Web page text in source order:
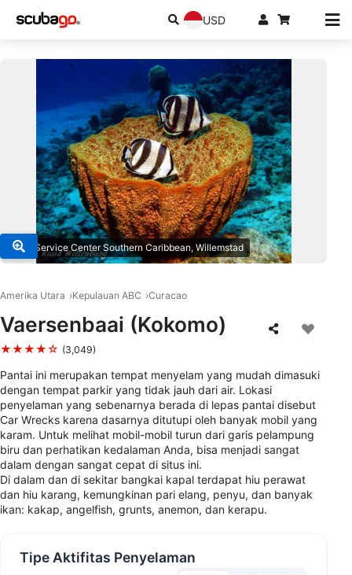
USD
© SSI Service Center Southern Caribbean, Willemstad
Amerika Utara Kepulauan ABC Curacao
Vaersenbaai (Kokomo)
★★★★☆ (3,049)
Pantai ini merupakan tempat menyelam yang mudah dimasuki
dengan tempat parkir yang tidak jauh dari air. Lokasi
penyelaman yang sebenarnya berada di lepas pantai disebut
Car Wrecks karena dasarnya ditutupi oleh banyak mobil yang
karam. Untuk melihat mobil-mobil turun dari garis pelampung
biru dan perhatikan kedalaman Anda, bisa menjadi sangat
dalam dengan sangat cepat di situs ini.
Di dalam dan di sekitar bangkai kapal terdapat hiu perawat
dan hiu karang, kemungkinan pari elang, penyu, dan banyak
ikan: kakap, angelfish, grunts, anemon, dan kerapu.
Tipe Aktifitas Penyelaman